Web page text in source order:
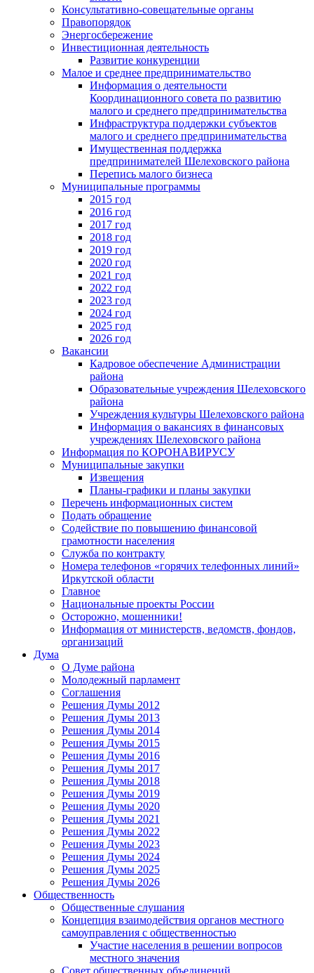
Консультативно-совещательные органы
Правопорядок
Энергосбережение
Инвестиционная деятельность
Развитие конкуренции
Малое и среднее предпринимательство
Информация о деятельности
Координационного совета по развитию
малого и среднего предпринимательства
Инфраструктура поддержки субъектов
малого и среднего предпринимательства
Имущественная поддержка
предпринимателей Шелеховского района
Перепись малого бизнеса
Муниципальные программы
2015 год
2016 год
2017 год
2018 год
2019 год
2020 год
2021 год
2022 год
2023 год
2024 год
2025 год
2026 год
Вакансии
Кадровое обеспечение Администрации
района
Образовательные учреждения Шелеховского
района
Учреждения культуры Шелеховского района
Информация о вакансиях в финансовых
учреждениях Шелеховского района
Информация по КОРОНАВИРУСУ
Муниципальные закупки
Извещения
Планы-графики и планы закупки
Перечень информационных систем
Подать обращение
Содействие по повышению финансовой
грамотности населения
Служба по контракту
Номера телефонов «горячих телефонных линий»
Иркутской области
Главное
Национальные проекты России
Осторожно, мошенники!
Информация от министерств, ведомств, фондов,
организаций
Дума
О Думе района
Молодежный парламент
Соглашения
Решения Думы 2012
Решения Думы 2013
Решения Думы 2014
Решения Думы 2015
Решения Думы 2016
Решения Думы 2017
Решения Думы 2018
Решения Думы 2019
Решения Думы 2020
Решения Думы 2021
Решения Думы 2022
Решения Думы 2023
Решения Думы 2024
Решения Думы 2025
Решения Думы 2026
Общественность
Общественные слушания
Концепция взаимодействия органов местного
самоуправления с общественностью
Участие населения в решении вопросов
местного значения
Совет общественных объединений